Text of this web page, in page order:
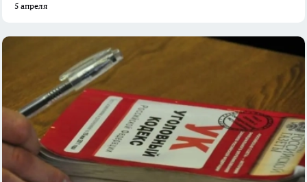
5 апреля